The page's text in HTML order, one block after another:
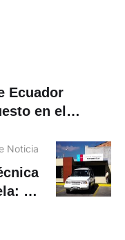
Ecuador
en el
Noticia
se